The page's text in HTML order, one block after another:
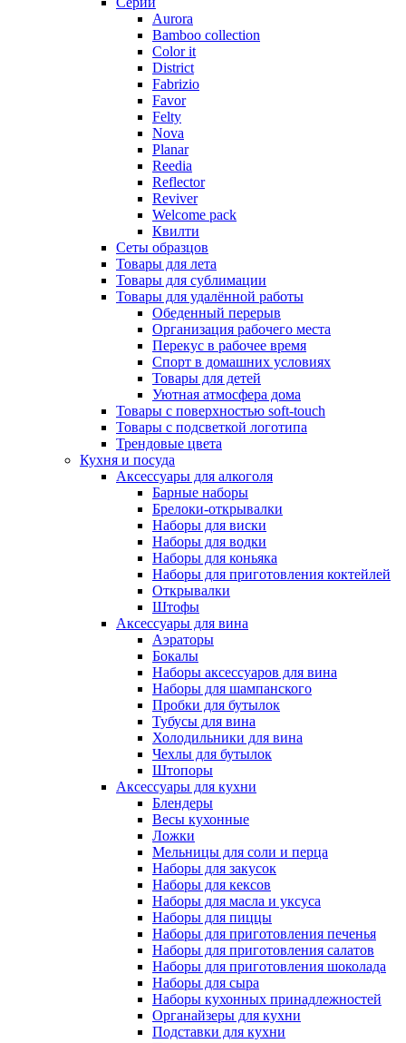
Aurora
Bamboo collection
Color it
District
Fabrizio
Favor
Felty
Nova
Planar
Reedia
Reflector
Reviver
Welcome pack
Квилти
Сеты образцов
Товары для лета
Товары для сублимации
Товары для удалённой работы
Обеденный перерыв
Организация рабочего места
Перекус в рабочее время
Спорт в домашних условиях
Товары для детей
Уютная атмосфера дома
Товары с поверхностью soft-touch
Товары с подсветкой логотипа
Трендовые цвета
Кухня и посуда
Аксессуары для алкоголя
Барные наборы
Брелоки-открывалки
Наборы для виски
Наборы для водки
Наборы для коньяка
Наборы для приготовления коктейлей
Открывалки
Штофы
Аксессуары для вина
Аэраторы
Бокалы
Наборы аксессуаров для вина
Наборы для шампанского
Пробки для бутылок
Тубусы для вина
Холодильники для вина
Чехлы для бутылок
Штопоры
Аксессуары для кухни
Блендеры
Весы кухонные
Ложки
Мельницы для соли и перца
Наборы для закусок
Наборы для кексов
Наборы для масла и уксуса
Наборы для пиццы
Наборы для приготовления печенья
Наборы для приготовления салатов
Наборы для приготовления шоколада
Наборы для сыра
Наборы кухонных принадлежностей
Органайзеры для кухни
Подставки для кухни